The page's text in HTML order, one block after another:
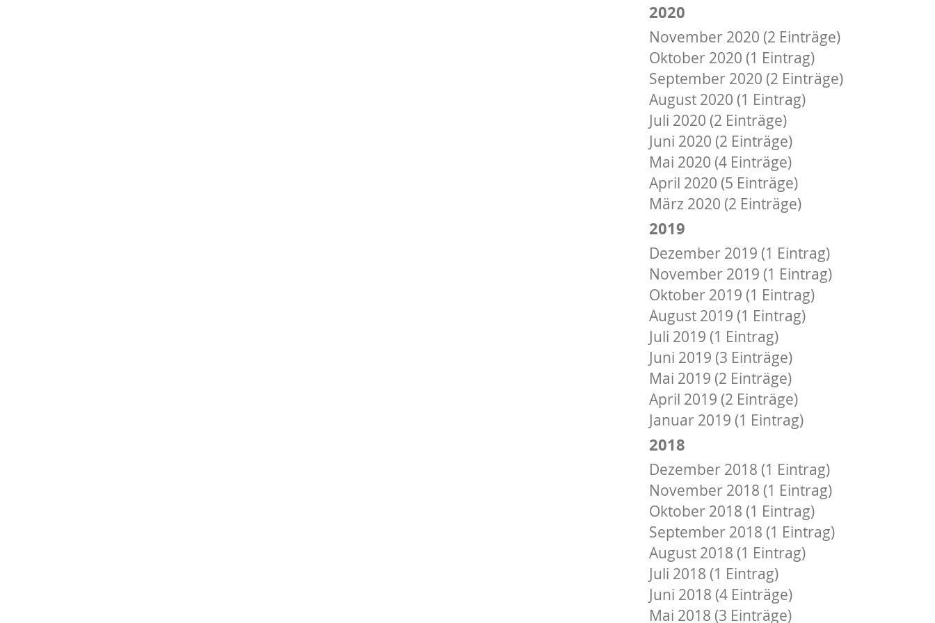
2020
November 2020 (2 Einträge)
Oktober 2020 (1 Eintrag)
September 2020 (2 Einträge)
August 2020 (1 Eintrag)
Juli 2020 (2 Einträge)
Juni 2020 (2 Einträge)
Mai 2020 (4 Einträge)
April 2020 (5 Einträge)
März 2020 (2 Einträge)
2019
Dezember 2019 (1 Eintrag)
November 2019 (1 Eintrag)
Oktober 2019 (1 Eintrag)
August 2019 (1 Eintrag)
Juli 2019 (1 Eintrag)
Juni 2019 (3 Einträge)
Mai 2019 (2 Einträge)
April 2019 (2 Einträge)
Januar 2019 (1 Eintrag)
2018
Dezember 2018 (1 Eintrag)
November 2018 (1 Eintrag)
Oktober 2018 (1 Eintrag)
September 2018 (1 Eintrag)
August 2018 (1 Eintrag)
Juli 2018 (1 Eintrag)
Juni 2018 (4 Einträge)
Mai 2018 (3 Einträge)